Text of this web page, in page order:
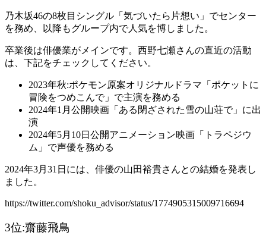
乃木坂46の8枚目シングル「気づいたら片想い」でセンター
を務め、以降もグループ内で人気を博しました。
卒業後は俳優業がメインです。西野七瀬さんの直近の活動
は、下記をチェックしてください。
2023年秋:ポケモン原案オリジナルドラマ「ポケットに
冒険をつめこんで」で主演を務める
2024年1月公開映画「ある閉ざされた雪の山荘で」に出
演
2024年5月10日公開アニメーション映画「トラペジウ
ム」で声優を務める
2024年3月31日には、俳優の山田裕貴さんとの結婚を発表し
ました。
https://twitter.com/shoku_advisor/status/1774905315009716694
3位:齋藤飛鳥